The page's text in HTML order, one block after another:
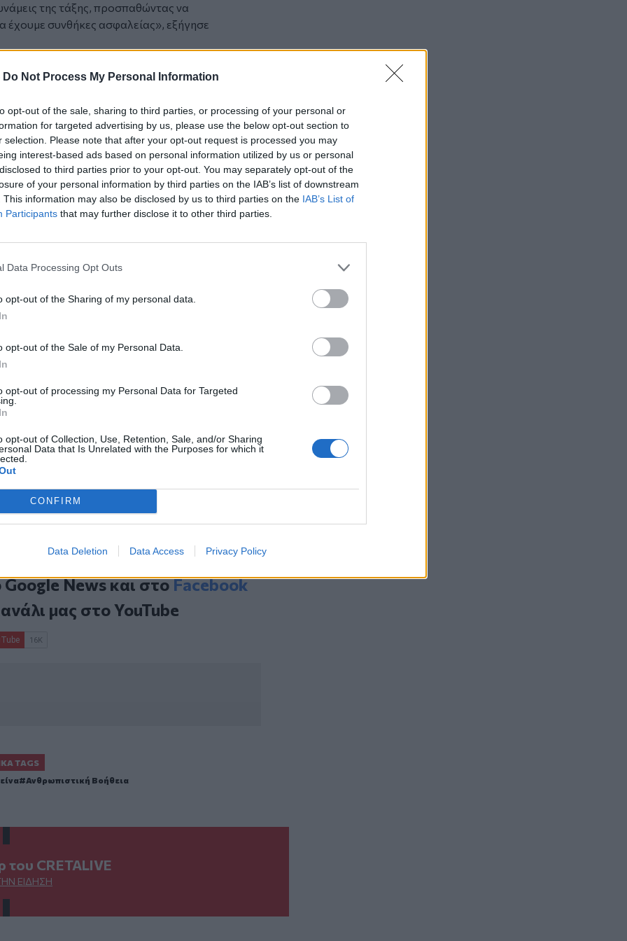
Do Not Process My Personal Information
opt-out of the sale, sharing to third parties, or processing of your personal or
for targeted advertising by us, please use the below opt-out section to
selection. Please note that after your opt-out request is processed you may
interest-based ads based on personal information utilized by us or personal
to third parties prior to your opt-out. You may separately opt-out of the
of your personal information by third parties on the IAB’s list of downstream
This information may also be disclosed by us to third parties on the IAB’s List of
Participants that may further disclose it to other third parties.
Data Processing Opt Outs
opt-out of the Sharing of my personal data.
opt-out of the Sale of my Personal Data.
opt-out of processing my Personal Data for Targeted
opt-out of Collection, Use, Retention, Sale, and/or Sharing
Data that Is Unrelated with the Purposes for which it
CONFIRM
Data Deletion Data Access Privacy Policy
της τάξης, προσπαθώντας να
έχουμε συνθήκες ασφαλείας», εξήγησε
που λιμοκτονούν ανησυχούν ότι
δουν», συνέχισε. «Πρέπει να τους
ροή προϊόντων ώστε να μη
περιοχή».
εδώ και καιρό τους
στην είσοδο και τη διανομή
Γάζας, ο πληθυσμός της οποίας
Ισραήλ και της Χαμάς στις 7
Παλαιστίνιους στη Γάζας εισέρχεται
σύνορα με την Αίγυπτο και του
του ισραηλινού στρατού στη Ράφα
αυτό και στέλνει τη βοήθεια και τα
εισέλθουν στη Γάζα.
Ράφα παραμένει κλειστό και ότι
μέσω του Κερέμ Σαλόμ. Στο βόρειο
Ερέζ δεν είναι προσβάσιμο
ενώ το Δυτικό Ερέζ κοντά στο
κατά 60% σε 3 μήνες
απείλησε να σκοτώσει τη φίλη του
- Αλλεπάλληλες εκρήξεις,
Google Newsκαι στοFacebook
μας στοYouTube
TAGS
Ανθρωπιστική Βοήθεια
του CRETALIVE
ΕΊΔΗΣΗ